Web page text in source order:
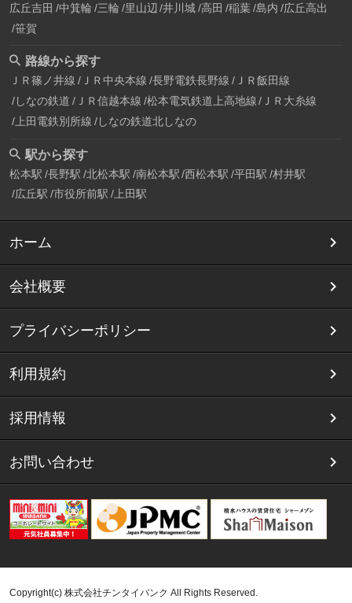
広丘吉田 中箕輪 三輪 里山辺 井川城 高田 稲葉 島内 広丘高出
笹賀
路線から探す
ＪＲ篠ノ井線 ＪＲ中央本線 長野電鉄長野線 ＪＲ飯田線
しなの鉄道 ＪＲ信越本線 松本電気鉄道上高地線
ＪＲ大糸線
上田電鉄別所線 しなの鉄道北しなの
駅から探す
松本駅 長野駅 北松本駅 南松本駅 西松本駅 平田駅 村井駅
広丘駅 市役所前駅 上田駅
ホーム
会社概要
プライバシーポリシー
利用規約
採用情報
お問い合わせ
Copyright(c) 株式会社チンタイバンク All Rights Reserved.